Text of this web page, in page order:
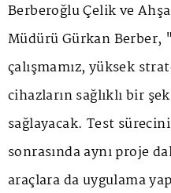
Berberoğlu Çelik ve
Müdürü Gürkan
çalışmamız, yüksek
cihazların sağlıklı bir
sağlayacak. Test
sonrasında aynı proje
araçlara da uygulama